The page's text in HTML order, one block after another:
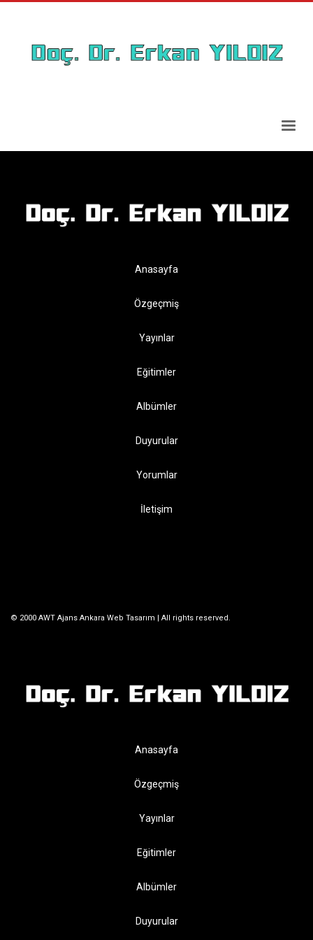
Anasayfa
Özgeçmiş
Yayınlar
Eğitimler
Albümler
Duyurular
Yorumlar
İletişim
© 2000 AWT Ajans Ankara Web Tasarım | All rights reserved.
Anasayfa
Özgeçmiş
Yayınlar
Eğitimler
Albümler
Duyurular